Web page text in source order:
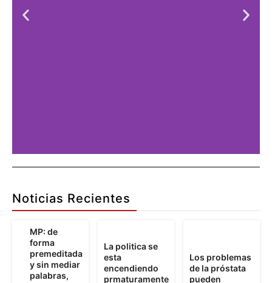
Aquí
Detalles
Noticias Recientes
MP: de
forma
premeditada
y sin mediar
palabras,
La politica se
esta
encendiendo
prmaturamente
Los problemas
de la próstata
pueden